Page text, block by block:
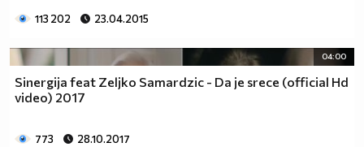
113 202 23.04.2015
04:00
Sinergija feat Zeljko Samardzic - Da je srece (official Hd
video) 2017
773 28.10.2017